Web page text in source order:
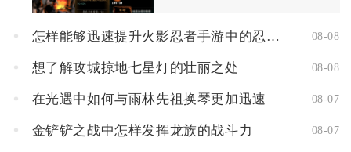
怎样能够迅速提升火影忍者手游中的忍者实力 08-08
想了解攻城掠地七星灯的壮丽之处 08-08
在光遇中如何与雨林先祖换琴更加迅速 08-07
金铲铲之战中怎样发挥龙族的战斗力 08-07